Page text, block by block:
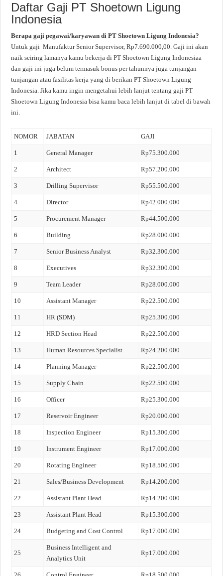
Daftar Gaji PT Shoetown Ligung
Indonesia
Berapa gaji pegawai/karyawan di PT Shoetown Ligung Indonesia?
Untuk gaji Manufaktur Senior Supervisor, Rp7.690.000,00. Gaji ini akan
naik seiring lamanya kamu bekerja di PT Shoetown Ligung Indonesiaa
dan gaji ini juga belum termasuk bonus per tahunnya juga tunjangan
tunjangan atau fasilitas kerja yang di berikan PT Shoetown Ligung
Indonesia. Jika kamu ingin mengetahui lebih lanjut tentang gaji PT
Shoetown Ligung Indonesia bisa kamu baca lebih lanjut di tabel di bawah
ini.
NOMOR JABATAN GAJI
1 General Manager Rp75.300.000
2 Architect Rp57.200.000
3 Drilling Supervisor Rp55.500.000
4 Director Rp42.000.000
5 Procurement Manager Rp44.500.000
6 Building Rp28.000.000
7 Senior Business Analyst Rp32.300.000
8 Executives Rp32.300.000
9 Team Leader Rp28.000.000
10 Assistant Manager Rp22.500.000
11 HR (SDM) Rp25.300.000
12 HRD Section Head Rp22.500.000
13 Human Resources Specialist Rp24.200.000
14 Planning Manager Rp22.500.000
15 Supply Chain Rp22.500.000
16 Officer Rp25.300.000
17 Reservoir Engineer Rp20.000.000
18 Inspection Engineer Rp15.300.000
19 Instrument Engineer Rp17.000.000
20 Rotating Engineer Rp18.500.000
21 Sales/Business Development Rp14.200.000
22 Assistant Plant Head Rp14.200.000
23 Assistant Plant Head Rp15.300.000
24 Budgeting and Cost Control Rp17.000.000
25
Business Intelligent and
Analytics Unit
Rp17.000.000